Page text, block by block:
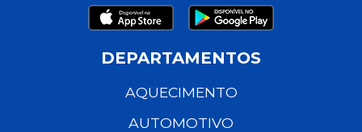
DEPARTAMENTOS
AQUECIMENTO
AUTOMOTIVO